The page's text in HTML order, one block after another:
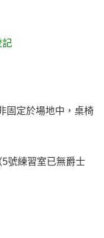
記
固定於場地中，桌椅
號練習室已無爵士